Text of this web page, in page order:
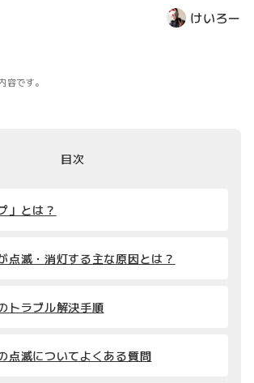
けいろー
容です。
目次
」とは？
点滅・消灯する主な原因とは？
トラブル解決手順
点滅についてよくある質問